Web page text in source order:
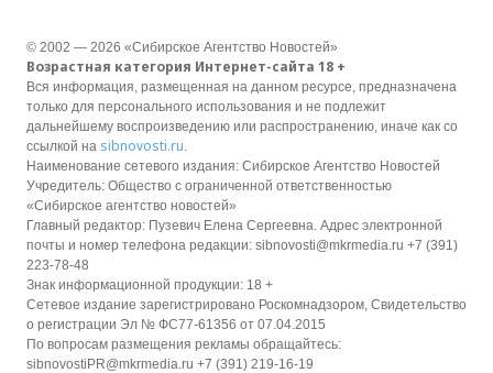
© 2002 — 2026 «Сибирское Агентство Новостей»
Возрастная категория Интернет-сайта 18 +
Вся информация, размещенная на данном ресурсе, предназначена
только для персонального использования и не подлежит
дальнейшему воспроизведению или распространению, иначе как со
ссылкой на sibnovosti.ru.
Наименование сетевого издания: Сибирское Агентство Новостей
Учредитель: Общество с ограниченной ответственностью
«Сибирское агентство новостей»
Главный редактор: Пузевич Елена Сергеевна. Адрес электронной
почты и номер телефона редакции: sibnovosti@mkrmedia.ru +7 (391)
223-78-48
Знак информационной продукции: 18 +
Сетевое издание зарегистрировано Роскомнадзором, Свидетельство
о регистрации Эл № ФС77-61356 от 07.04.2015
По вопросам размещения рекламы обращайтесь:
sibnovostiPR@mkrmedia.ru +7 (391) 219-16-19